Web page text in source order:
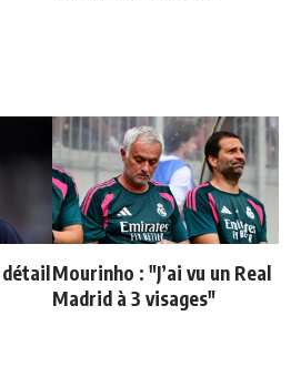
détailMourinho : "J’ai vu un Real
Madrid à 3 visages"